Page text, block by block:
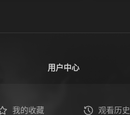
用户中心
我的收藏 观看历史